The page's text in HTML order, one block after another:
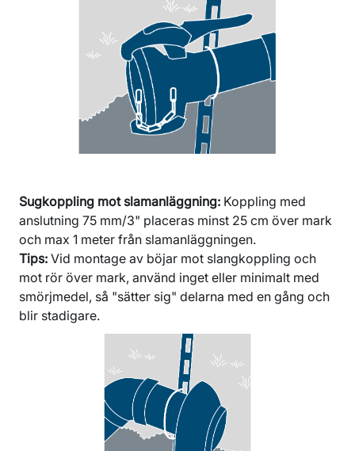
Sugkoppling mot slamanläggning: Koppling med
anslutning 75 mm/3" placeras minst 25 cm över mark
och max 1 meter från slamanläggningen.
Tips: Vid montage av böjar mot slangkoppling och
mot rör över mark, använd inget eller minimalt med
smörjmedel, så "sätter sig" delarna med en gång och
blir stadigare.